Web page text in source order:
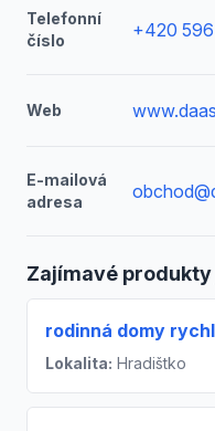
Telefonní
číslo
+420
Web
E-mailová
adresa
Zajímavé
rodinná domy
Lokalita: Hradištko